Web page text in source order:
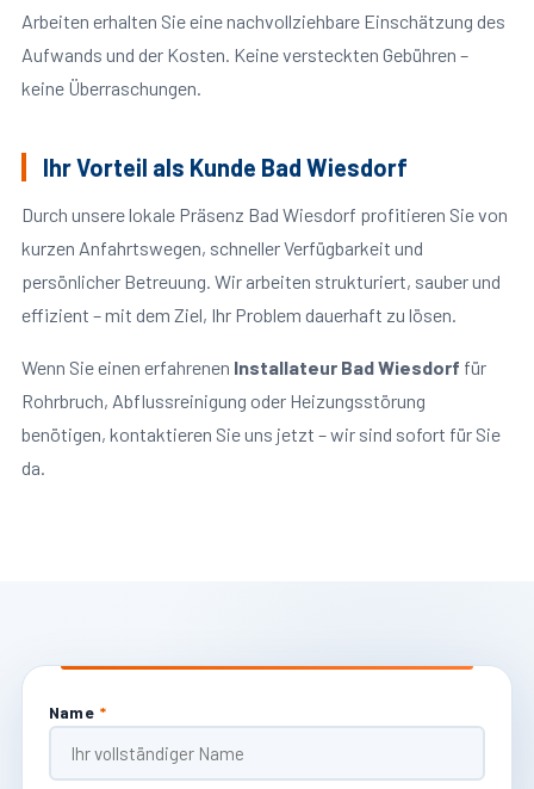
Arbeiten erhalten Sie eine nachvollziehbare Einschätzung des
Aufwands und der Kosten. Keine versteckten Gebühren –
keine Überraschungen.
Ihr Vorteil als Kunde Bad Wiesdorf
Durch unsere lokale Präsenz Bad Wiesdorf profitieren Sie von
kurzen Anfahrtswegen, schneller Verfügbarkeit und
persönlicher Betreuung. Wir arbeiten strukturiert, sauber und
effizient – mit dem Ziel, Ihr Problem dauerhaft zu lösen.
Wenn Sie einen erfahrenen Installateur Bad Wiesdorf für
Rohrbruch, Abflussreinigung oder Heizungsstörung
benötigen, kontaktieren Sie uns jetzt – wir sind sofort für Sie
da.
Name *